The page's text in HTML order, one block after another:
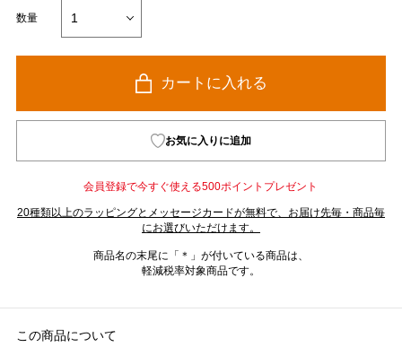
数量
カートに入れる
お気に入りに追加
会員登録で今すぐ使える500ポイントプレゼント
20種類以上のラッピングとメッセージカードが無料で、お届け先毎・商品毎
にお選びいただけます。
商品名の末尾に「＊」が付いている商品は、
軽減税率対象商品です。
この商品について